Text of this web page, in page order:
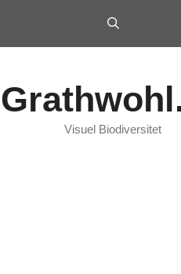
Visuel Biodiversitet